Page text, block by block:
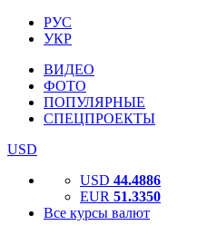
РУС
УКР
ВИДЕО
ФОТО
ПОПУЛЯРНЫЕ
СПЕЦПРОЕКТЫ
USD
USD 44.4886
EUR 51.3350
Все курсы валют